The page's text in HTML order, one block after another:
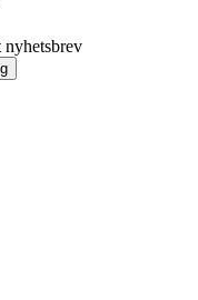
nyhetsbrev